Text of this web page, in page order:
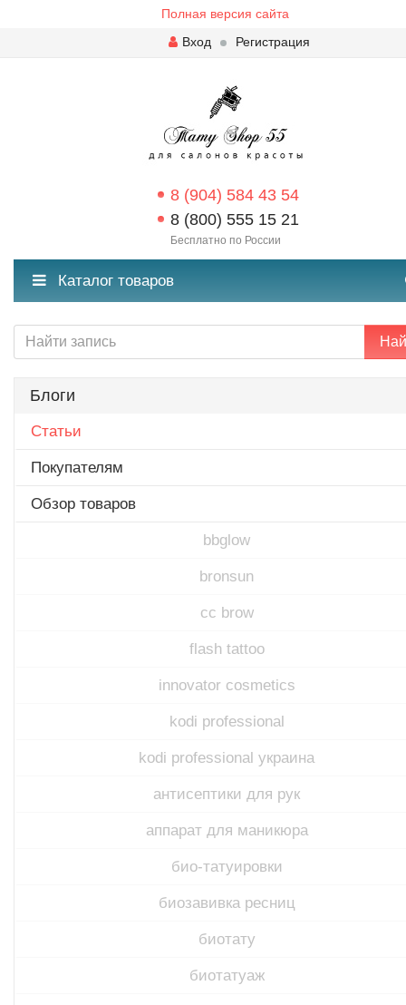
Полная версия сайта
Вход
Регистрация
8 (904) 584 43 54
8 (800) 555 15 21
Бесплатно по России
Каталог товаров
Блоги
Статьи
Покупателям
Обзор товаров
bbglow
bronsun
cc brow
flash tattoo
innovator cosmetics
kodi professional
kodi professional украина
антисептики для рук
аппарат для маникюра
био-татуировки
биозавивка ресниц
биотату
биотатуаж